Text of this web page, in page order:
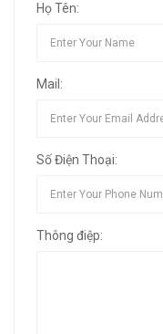
Họ Tên:
Mail:
Số Điện Thoại:
Thông điệp: